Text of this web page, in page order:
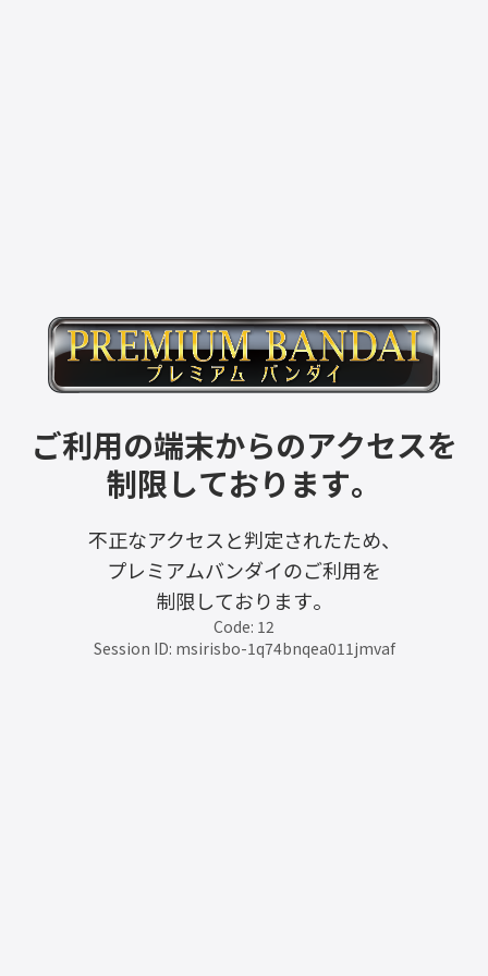
ご利用の端末からのアクセスを
制限しております。
不正なアクセスと判定されたため、
プレミアムバンダイのご利用を
制限しております。
Code: 12
Session ID: msirisbo-1q74bnqea011jmvaf